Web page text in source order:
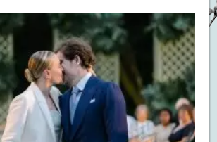
WILL YOU MARRY ME?
LUA DE MEL
COZINHA
DECORAÇÃO
DE NOIVA PRA NOIVA
S.O.S CASADAS
FALE COM O SAY I DO